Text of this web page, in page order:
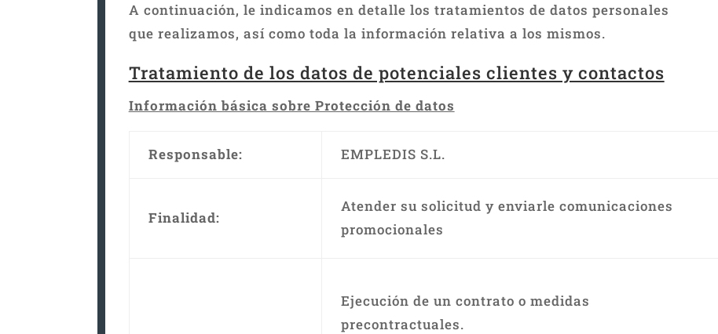
A continuación, le indicamos en detalle los tratamientos de datos personales
que realizamos, así como toda la información relativa a los mismos.
Tratamiento de los datos de potenciales clientes y contactos
Información básica sobre Protección de datos
Responsable: EMPLEDIS S.L.
Finalidad:
Atender su solicitud y enviarle comunicaciones
promocionales
Ejecución de un contrato o medidas
precontractuales.